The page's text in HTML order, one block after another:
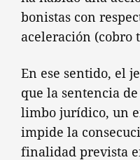
bonistas con
aceleración (cobro
En ese sentido, el
que la sentencia
limbo jurídico, un
impide la
finalidad prevista